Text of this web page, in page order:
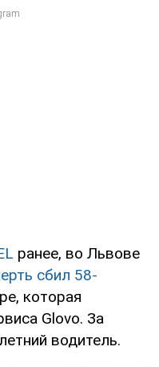
ранее, во Львове
сбил 58-
которая
Glovo. За
водитель.